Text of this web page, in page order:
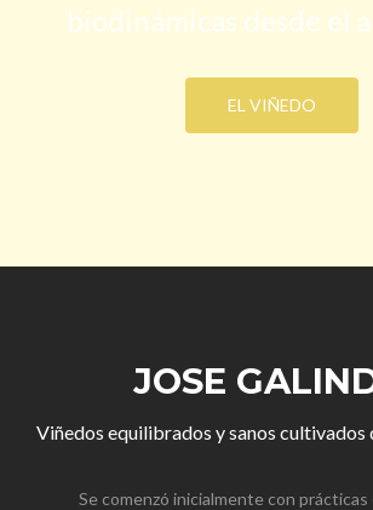
biodinámicas desde el
EL VIÑEDO
JOSE
Viñedos equilibrados y sanos cultivados
Se comenzó inicialmente con prácticas